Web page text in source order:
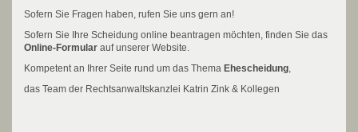
Sofern Sie Fragen haben, rufen Sie uns gern an!
Sofern Sie Ihre Scheidung online beantragen möchten, finden Sie das
Online-Formular auf unserer Website.
Kompetent an Ihrer Seite rund um das Thema Ehescheidung,
das Team der Rechtsanwaltskanzlei Katrin Zink & Kollegen